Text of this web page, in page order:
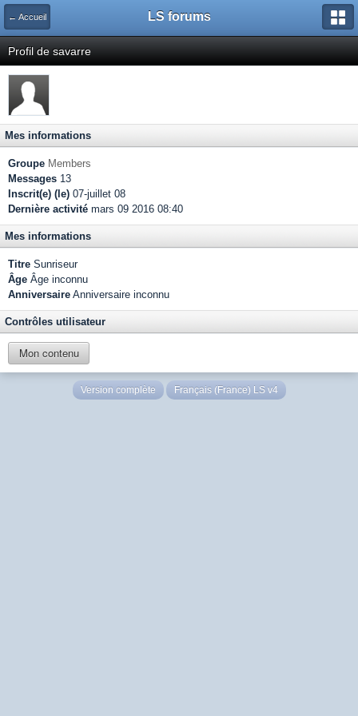
← Accueil LS forums
Profil de savarre
Mes informations
Groupe Members
Messages 13
Inscrit(e) (le) 07-juillet 08
Dernière activité mars 09 2016 08:40
Mes informations
Titre Sunriseur
Âge Âge inconnu
Anniversaire Anniversaire inconnu
Contrôles utilisateur
Mon contenu
Version complète Français (France) LS v4